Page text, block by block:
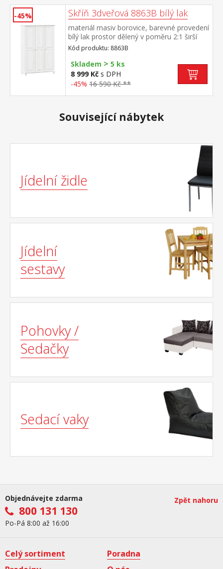
-45% Skříň 3dveřová 8863B bílý lak
materiál masiv borovice, barevné provedení
bílý lak prostor dělený v poměru 2:1 širší
část šatní tyč a police, užší část 3 variabilní
police doporučený nástavec 8864B
Kód produktu: 8863B
Skladem > 5 ks
8 999 Kč s DPH
-45% 16 590 Kč **
Související nábytek
Jídelní židle
Jídelní
sestavy
Pohovky /
Sedačky
Sedací vaky
Objednávejte zdarma
800 131 130
Po-Pá 8:00 až 16:00
Zpět nahoru
Celý sortiment
Poradna